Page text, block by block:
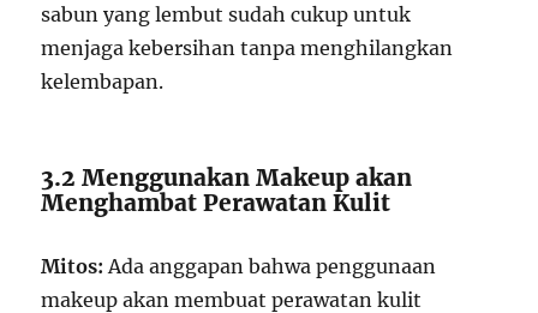
sabun yang lembut sudah cukup untuk
menjaga kebersihan tanpa menghilangkan
kelembapan.
3.2 Menggunakan Makeup akan
Menghambat Perawatan Kulit
Mitos: Ada anggapan bahwa penggunaan
makeup akan membuat perawatan kulit